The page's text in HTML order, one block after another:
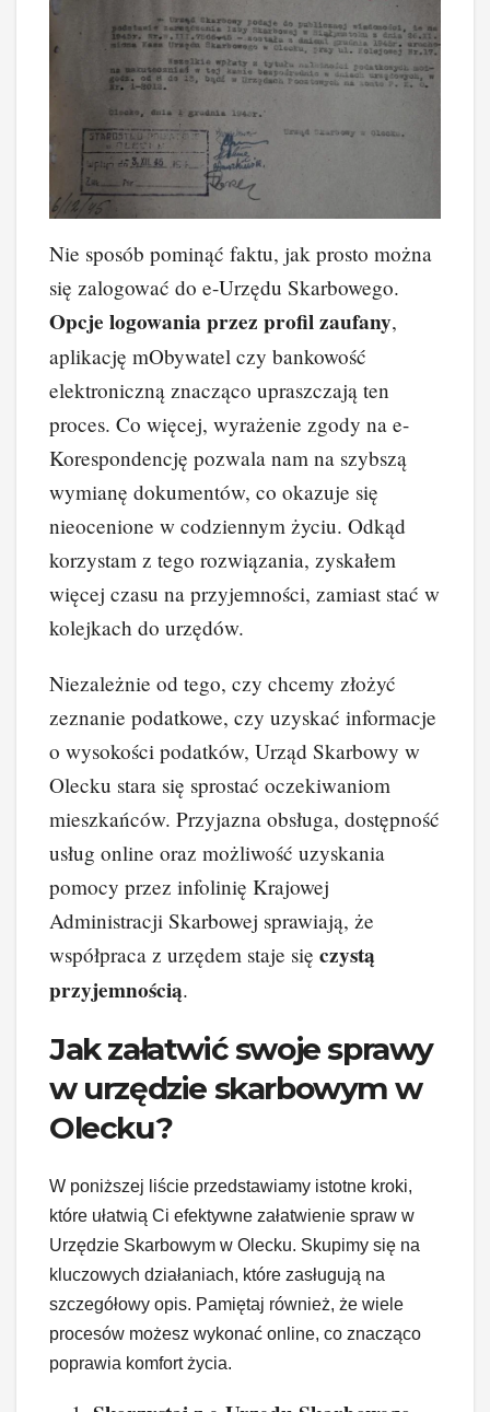
Nie sposób pominąć faktu, jak prosto można
się zalogować do e-Urzędu Skarbowego.
Opcje logowania przez profil zaufany,
aplikację mObywatel czy bankowość
elektroniczną znacząco upraszczają ten
proces. Co więcej, wyrażenie zgody na e-
Korespondencję pozwala nam na szybszą
wymianę dokumentów, co okazuje się
nieocenione w codziennym życiu. Odkąd
korzystam z tego rozwiązania, zyskałem
więcej czasu na przyjemności, zamiast stać w
kolejkach do urzędów.
Niezależnie od tego, czy chcemy złożyć
zeznanie podatkowe, czy uzyskać informacje
o wysokości podatków, Urząd Skarbowy w
Olecku stara się sprostać oczekiwaniom
mieszkańców. Przyjazna obsługa, dostępność
usług online oraz możliwość uzyskania
pomocy przez infolinię Krajowej
Administracji Skarbowej sprawiają, że
współpraca z urzędem staje się czystą
przyjemnością.
Jak załatwić swoje sprawy
w urzędzie skarbowym w
Olecku?
W poniższej liście przedstawiamy istotne kroki,
które ułatwią Ci efektywne załatwienie spraw w
Urzędzie Skarbowym w Olecku. Skupimy się na
kluczowych działaniach, które zasługują na
szczegółowy opis. Pamiętaj również, że wiele
procesów możesz wykonać online, co znacząco
poprawia komfort życia.